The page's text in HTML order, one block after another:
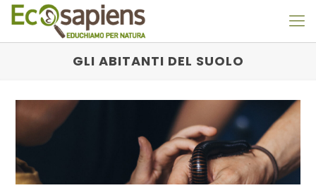
GLI ABITANTI DEL SUOLO